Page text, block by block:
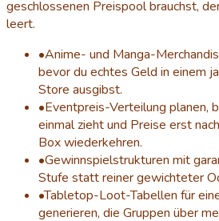
geschlossenen Preispool brauchst,
leert.
•Anime- und Manga-
bevor du echtes Geld in einem
Store ausgibst.
•Eventpreis-Verteilung planen,
einmal zieht und Preise erst
Box wiederkehren.
•Gewinnspielstrukturen mit
Stufe statt reiner gewichteter
•Tabletop-Loot-Tabellen für
generieren, die Gruppen über